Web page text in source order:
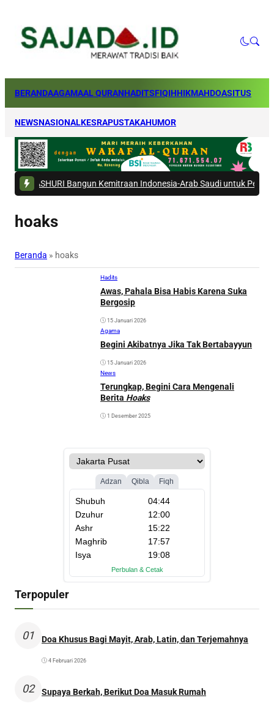
BERANDAAGAMAAL QURANHADITSFIQIHHIKMAHDOASITUS
NEWSNASIONALKESRAPUSTAKAHUMOR
Bangun Kemitraan Indonesia-Arab Saudi untuk Perkuat
hoaks
Beranda » hoaks
Hadits
Awas, Pahala Bisa Habis Karena Suka
Bergosip
15 Januari 2026
Agama
Begini Akibatnya Jika Tak Bertabayyun
15 Januari 2026
News
Terungkap, Begini Cara Mengenali
Berita Hoaks
1 Desember 2025
Terpopuler
01 Doa Khusus Bagi Mayit, Arab, Latin, dan Terjemahnya
4 Februari 2026
02 Supaya Berkah, Berikut Doa Masuk Rumah